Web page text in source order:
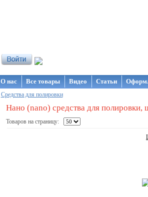
О нас Все товары Видео Статьи
Средства для полировки
Нано (nano) средства для
Товаров на страницу: